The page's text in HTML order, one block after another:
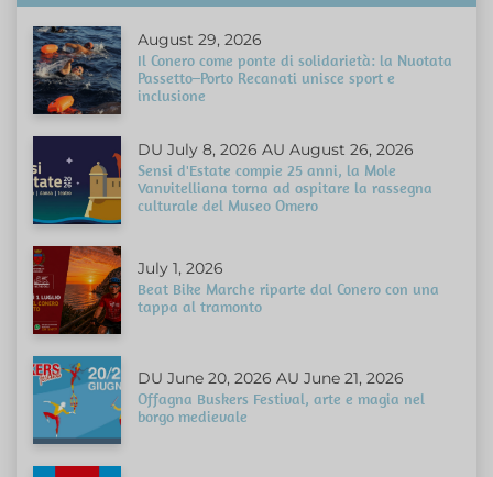
August 29, 2026
Il Conero come ponte di solidarietà: la Nuotata
Passetto–Porto Recanati unisce sport e
inclusione
DU July 8, 2026 AU August 26, 2026
Sensi d'Estate compie 25 anni, la Mole
Vanvitelliana torna ad ospitare la rassegna
culturale del Museo Omero
July 1, 2026
Beat Bike Marche riparte dal Conero con una
tappa al tramonto
DU June 20, 2026 AU June 21, 2026
Offagna Buskers Festival, arte e magia nel
borgo medievale